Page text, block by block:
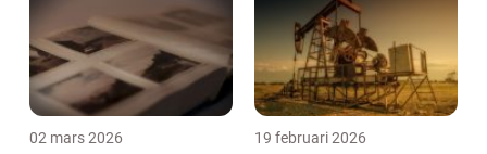
02 mars 2026 19 februari 2026